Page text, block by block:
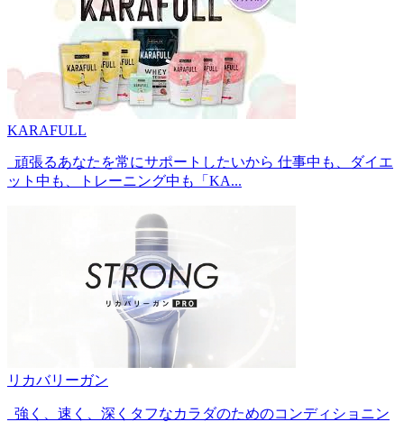
KARAFULL
頑張るあなたを常にサポートしたいから 仕事中も、ダイエ
ット中も、トレーニング中も「KA...
リカバリーガン
強く、速く、深くタフなカラダのためのコンディショニン